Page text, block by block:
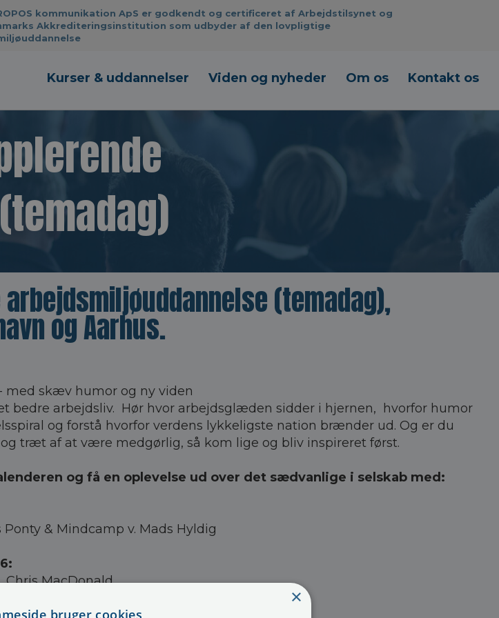
kommunikation ApS er godkendt og certificeret af Arbejdstilsynet og
Akkrediteringsinstitution som udbyder af den lovpligtige
Kurser & uddannelser Viden og nyheder Om os Kontakt os
(temadag),
og Aarhus.
med skæv humor og ny viden
bedre arbejdsliv. Hør hvor arbejdsglæden sidder i hjernen, hvorfor humor
og forstå hvorfor verdens lykkeligste nation brænder ud. Og er du
træt af at være medgørlig, så kom lige og bliv inspireret først.
og få en oplevelse ud over det sædvanlige i selskab med:
Ponty& Mindcamp v. Mads Hyldig
Chris MacDonald
×
bruger cookies